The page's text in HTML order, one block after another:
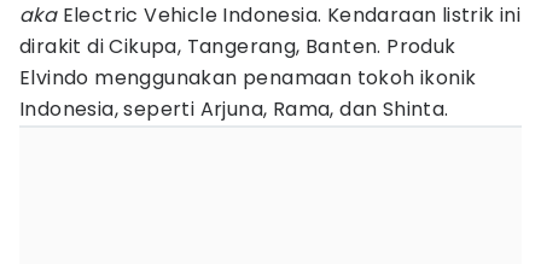
aka Electric Vehicle Indonesia. Kendaraan listrik ini
dirakit di Cikupa, Tangerang, Banten. Produk
Elvindo menggunakan penamaan tokoh ikonik
Indonesia, seperti Arjuna, Rama, dan Shinta.